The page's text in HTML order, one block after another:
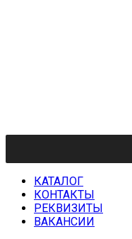
КАТАЛОГ
КОНТАКТЫ
РЕКВИЗИТЫ
ВАКАНСИИ